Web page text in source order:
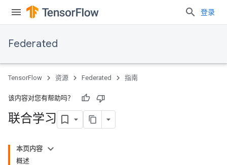
登录
Federated
TensorFlow 资源 Federated 指南
该内容对您有帮助吗？
联合学习
本页内容
概述